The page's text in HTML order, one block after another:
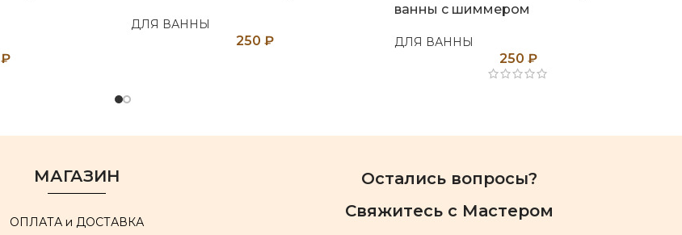
₽
ДЛЯ ВАННЫ
250 ₽
ванны с шиммером
ДЛЯ ВАННЫ
250 ₽
МАГАЗИН
ОПЛАТА и ДОСТАВКА
Остались вопросы?
Свяжитесь с Мастером